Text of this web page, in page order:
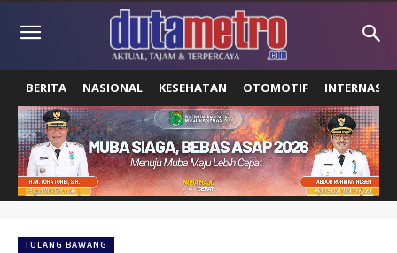
BERITA NASIONAL KESEHATAN OTOMOTIF
TULANG BAWANG